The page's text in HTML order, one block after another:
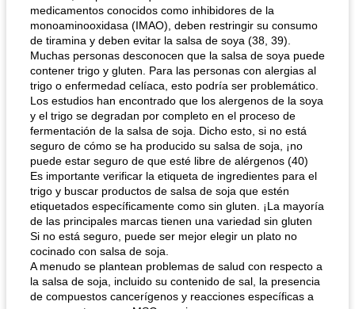
medicamentos conocidos como inhibidores de la
monoaminooxidasa (IMAO), deben restringir su consumo
de tiramina y deben evitar la salsa de soya (38, 39).
Muchas personas desconocen que la salsa de soya puede
contener trigo y gluten. Para las personas con alergias al
trigo o enfermedad celíaca, esto podría ser problemático.
Los estudios han encontrado que los alergenos de la soya
y el trigo se degradan por completo en el proceso de
fermentación de la salsa de soja. Dicho esto, si no está
seguro de cómo se ha producido su salsa de soja, ¡no
puede estar seguro de que esté libre de alérgenos (40)
Es importante verificar la etiqueta de ingredientes para el
trigo y buscar productos de salsa de soja que estén
etiquetados específicamente como sin gluten. ¡La mayoría
de las principales marcas tienen una variedad sin gluten
Si no está seguro, puede ser mejor elegir un plato no
cocinado con salsa de soja.
A menudo se plantean problemas de salud con respecto a
la salsa de soja, incluido su contenido de sal, la presencia
de compuestos cancerígenos y reacciones específicas a